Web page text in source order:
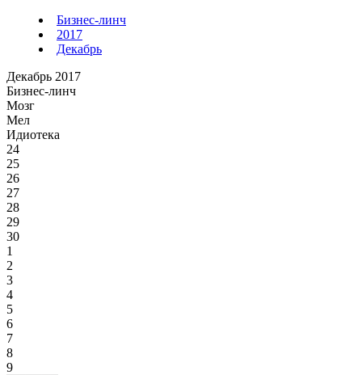
Бизнес-линч
2017
Декабрь
Декабрь 2017
Бизнес-линч
Мозг
Мел
Идиотека
24
25
26
27
28
29
30
1
2
3
4
5
6
7
8
9